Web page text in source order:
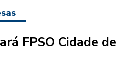
FPSO Cidade de